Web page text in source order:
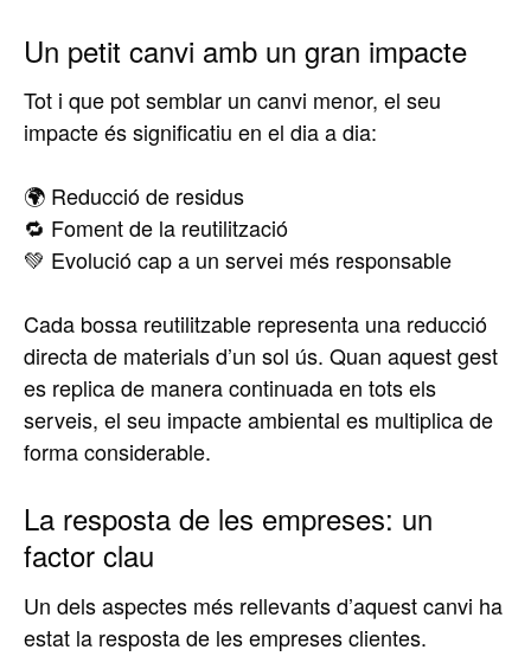
Un petit canvi amb un gran impacte
Tot i que pot semblar un canvi menor, el seu
impacte és significatiu en el dia a dia:
🌍 Reducció de residus
🔁 Foment de la reutilització
💚 Evolució cap a un servei més responsable
Cada bossa reutilitzable representa una reducció
directa de materials d’un sol ús. Quan aquest gest
es replica de manera continuada en tots els
serveis, el seu impacte ambiental es multiplica de
forma considerable.
La resposta de les empreses: un
factor clau
Un dels aspectes més rellevants d’aquest canvi ha
estat la resposta de les empreses clientes.